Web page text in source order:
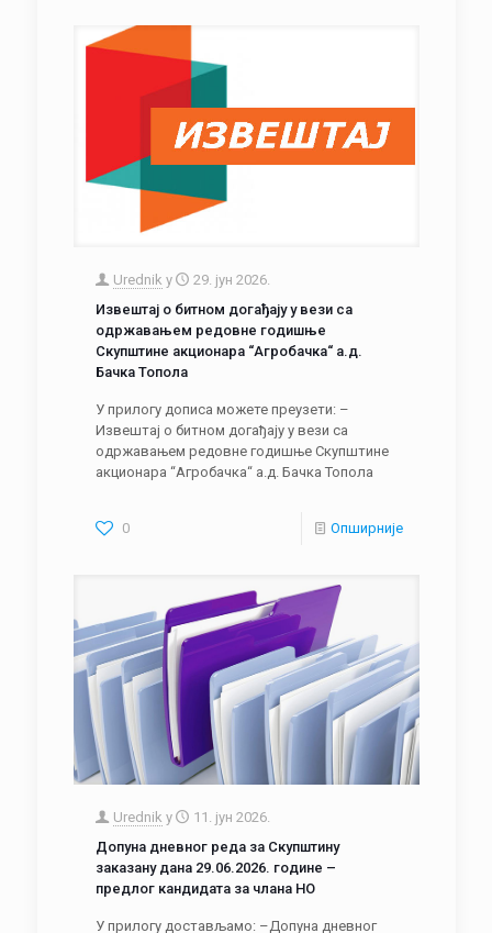
Urednik у
29. јун 2026.
Извештај о битном догађају у вези са
одржавањем редовне годишње
Скупштине акционара “Агробачка“ а.д.
Бачка Топола
У прилогу дописа можете преузети: –
Извештај о битном догађају у вези са
одржавањем редовне годишње Скупштине
акционара “Агробачка“ а.д. Бачка Топола
0 Опширније
Urednik у
11. јун 2026.
Допуна дневног реда за Скупштину
заказану дана 29.06.2026. године –
предлог кандидата за члана НО
У прилогу достављамо: –Допуна дневног